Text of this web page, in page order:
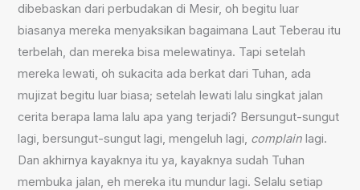
dibebaskan dari perbudakan di Mesir, oh begitu luar
biasanya mereka menyaksikan bagaimana Laut Teberau itu
terbelah, dan mereka bisa melewatinya. Tapi setelah
mereka lewati, oh sukacita ada berkat dari Tuhan, ada
mujizat begitu luar biasa; setelah lewati lalu singkat jalan
cerita berapa lama lalu apa yang terjadi? Bersungut-sungut
lagi, bersungut-sungut lagi, mengeluh lagi, complain lagi.
Dan akhirnya kayaknya itu ya, kayaknya sudah Tuhan
membuka jalan, eh mereka itu mundur lagi. Selalu setiap